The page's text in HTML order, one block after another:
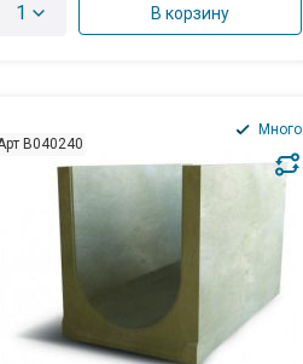
1 В корзину
B040240
Много